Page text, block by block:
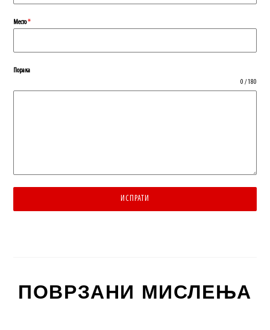
Место*
Порака
0 / 180
ИСПРАТИ
ПОВРЗАНИ МИСЛЕЊА